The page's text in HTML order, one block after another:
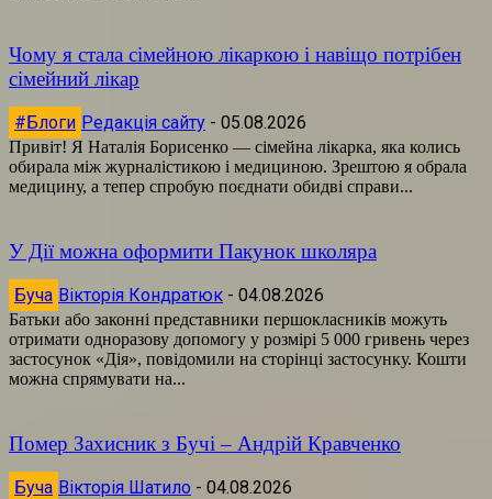
Чому я стала сімейною лікаркою і навіщо потрібен
сімейний лікар
#Блоги Редакція сайту - 05.08.2026
Привіт! Я Наталія Борисенко — сімейна лікарка, яка колись
обирала між журналістикою і медициною. Зрештою я обрала
медицину, а тепер спробую поєднати обидві справи...
У Дії можна оформити Пакунок школяра
Буча Вікторія Кондратюк - 04.08.2026
Батьки або законні представники першокласників можуть
отримати одноразову допомогу у розмірі 5 000 гривень через
застосунок «Дія», повідомили на сторінці застосунку. Кошти
можна спрямувати на...
Помер Захисник з Бучі – Андрій Кравченко
Буча Вікторія Шатило - 04.08.2026